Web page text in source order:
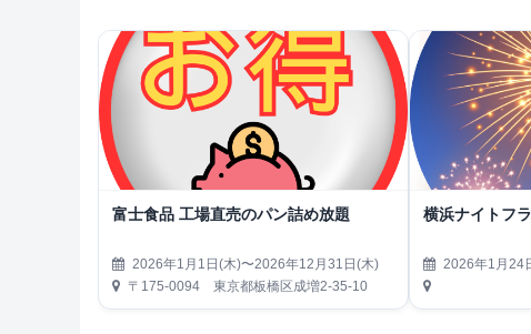
富士食品 工場直売のパン詰め放題
2026年1月1日(木)〜2026年12月31日(木)
〒175-0094 東京都板橋区成増2-35-10
横浜ナイトフ
2026年1月24